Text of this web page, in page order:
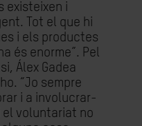
existeixen i
Tot el que hi
i els productes
és enorme”. Pel
Álex Gadea
“Jo sempre
i a involucrar-
el voluntariat no